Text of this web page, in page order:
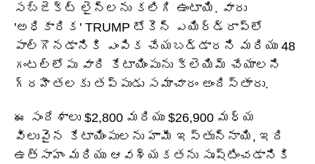
సబ్జెక్ట్ లైన్‌లను కలిగి ఉంటాయి. వారు
'అధికారిక' TRUMP టోకెన్ ఎయిర్‌డ్రాప్‌లో
పాల్గొనడానికి ఎంపిక చేయబడ్డారని మరియు 48
గంటల్లోపు వారి కేటాయింపును క్లెయిమ్ చేయాలని
గ్రహీతలకు తప్పుడు సమాచారం అందిస్తారు.
ఈ సందేశాలు $2,800 మరియు $26,900 మధ్య
విలువైన కేటాయింపులను హామీ ఇస్తున్నాయి, ఇది
ఉత్సాహం మరియు ఆవశ్యకతను సృష్టించడానికి